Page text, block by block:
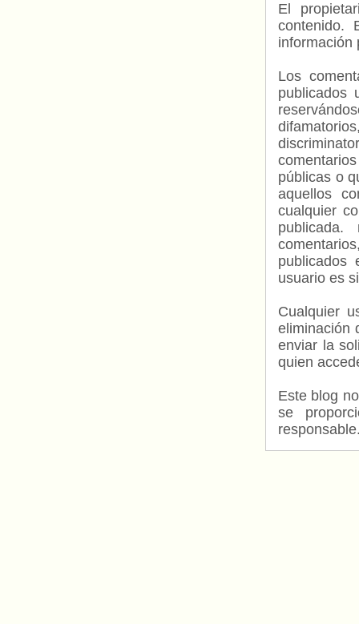
El
contenido.
información
Los
publicados
públicas o
aquellos
cualquier
usuario es
Cualquier
eliminación
enviar la
quien
Este blog
se